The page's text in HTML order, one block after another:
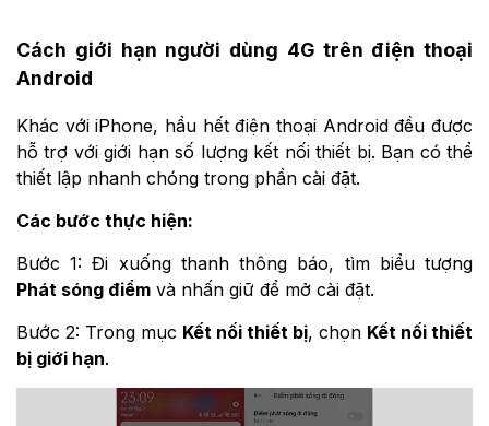
Cách giới hạn người dùng 4G trên điện thoại
Android
Khác với iPhone, hầu hết điện thoại Android đều được
hỗ trợ với giới hạn số lượng kết nối thiết bị. Bạn có thể
thiết lập nhanh chóng trong phần cài đặt.
Các bước thực hiện:
Bước 1: Đi xuống thanh thông báo, tìm biểu tượng
Phát sóng điểm và nhấn giữ để mở cài đặt.
Bước 2: Trong mục Kết nối thiết bị, chọn Kết nối thiết
bị giới hạn.